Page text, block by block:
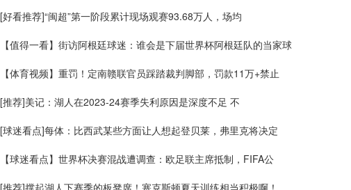
[好看推荐]“闽超”第一阶段累计现场观赛93.68万人，场均
【值得一看】街访阿根廷球迷：谁会是下届世界杯阿根廷队的当家球
【体育视频】重罚！定南赣联官员踩踏裁判脚部，罚款11万+禁止
[推荐]美记：湖人在2023-24赛季失利原因是深度不足 不
[球迷看点]每体：比西武某些方面让人想起登贝莱，弗里克将决定
【球迷看点】世界杯决赛混战遭调查：欧足联主席抵制，FIFA公
[推荐]撑起湖人下赛季的板凳席！塞克斯顿夏天训练相当积极啊！